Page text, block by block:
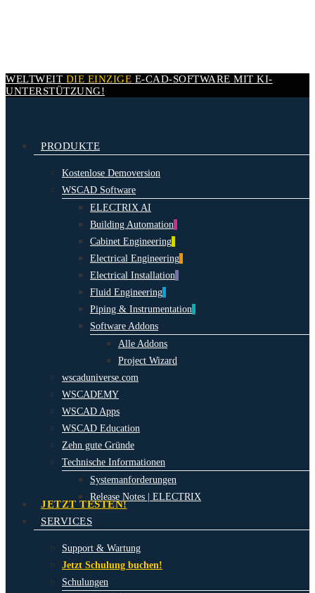
WELTWEIT DIE EINZIGE E-CAD-SOFTWARE MIT KI-
UNTERSTÜTZUNG!
search
Menu PRODUKTE
Kostenlose Demoversion
WSCAD Software
ELECTRIX AI
Building Automation
Cabinet Engineering
Electrical Engineering
Electrical Installation
Fluid Engineering
Piping & Instrumentation
Software Addons
Alle Addons
Project Wizard
wscaduniverse.com
WSCADEMY
WSCAD Apps
WSCAD Education
Zehn gute Gründe
Technische Informationen
Systemanforderungen
Release Notes | ELECTRIX
JETZT TESTEN!
SERVICES
Support & Wartung
Jetzt Schulung buchen!
Schulungen